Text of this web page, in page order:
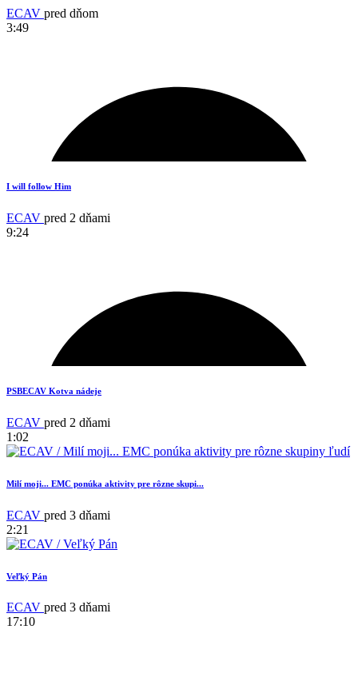
17
ECAV pred dňom
3:49
1
I will follow Him
ECAV pred 2 dňami
9:24
PSBECAV Kotva nádeje
ECAV pred 2 dňami
1:02
Milí moji... EMC ponúka aktivity pre rôzne skupi...
ECAV pred 3 dňami
2:21
Veľký Pán
ECAV pred 3 dňami
17:10